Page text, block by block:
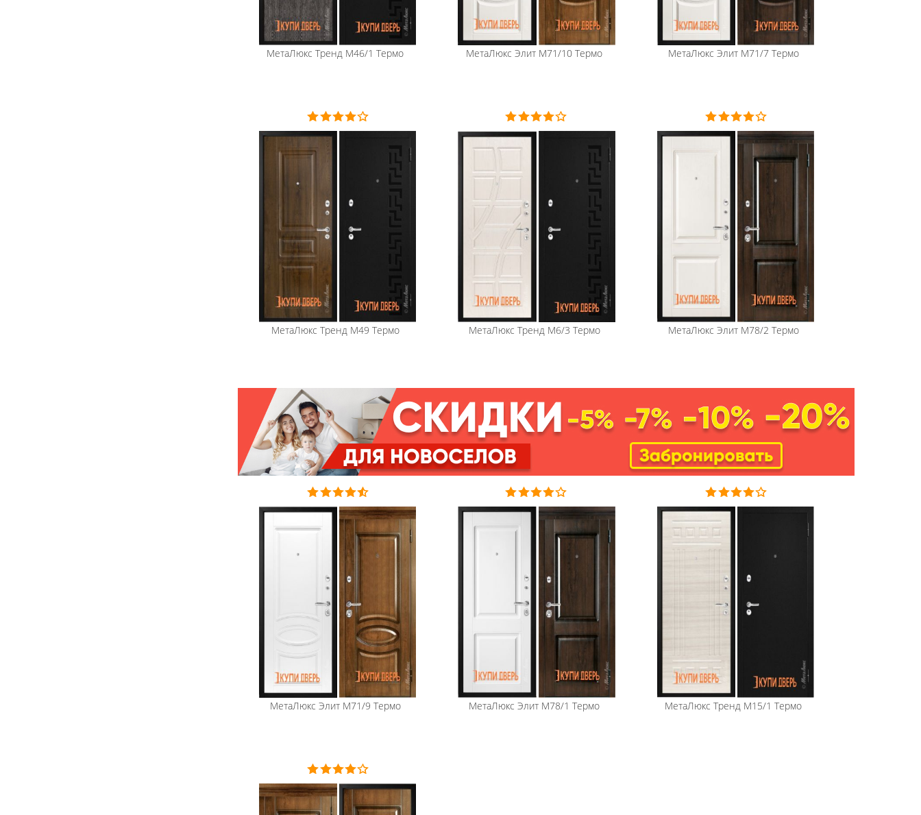
МетаЛюкс Тренд М46/1 Термо МетаЛюкс Элит М71/10 Термо МетаЛюкс Элит М71/7 Термо
МетаЛюкс Тренд М49 Термо МетаЛюкс Тренд М6/3 Термо МетаЛюкс Элит М78/2 Термо
МетаЛюкс Элит М71/9 Термо МетаЛюкс Элит М78/1 Термо МетаЛюкс Тренд М15/1 Термо